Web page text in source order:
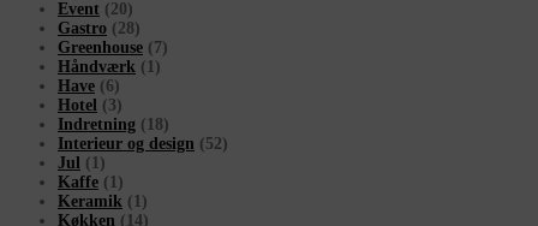
Event (20)
Gastro (28)
Greenhouse (7)
Håndværk (1)
Have (6)
Hotel (3)
Indretning (18)
Interieur og design (52)
Jul (1)
Kaffe (1)
Keramik (1)
Køkken (14)